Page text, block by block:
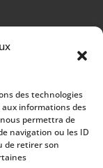
des technologies
informations des
permettra de
navigation ou les ID
de retirer son